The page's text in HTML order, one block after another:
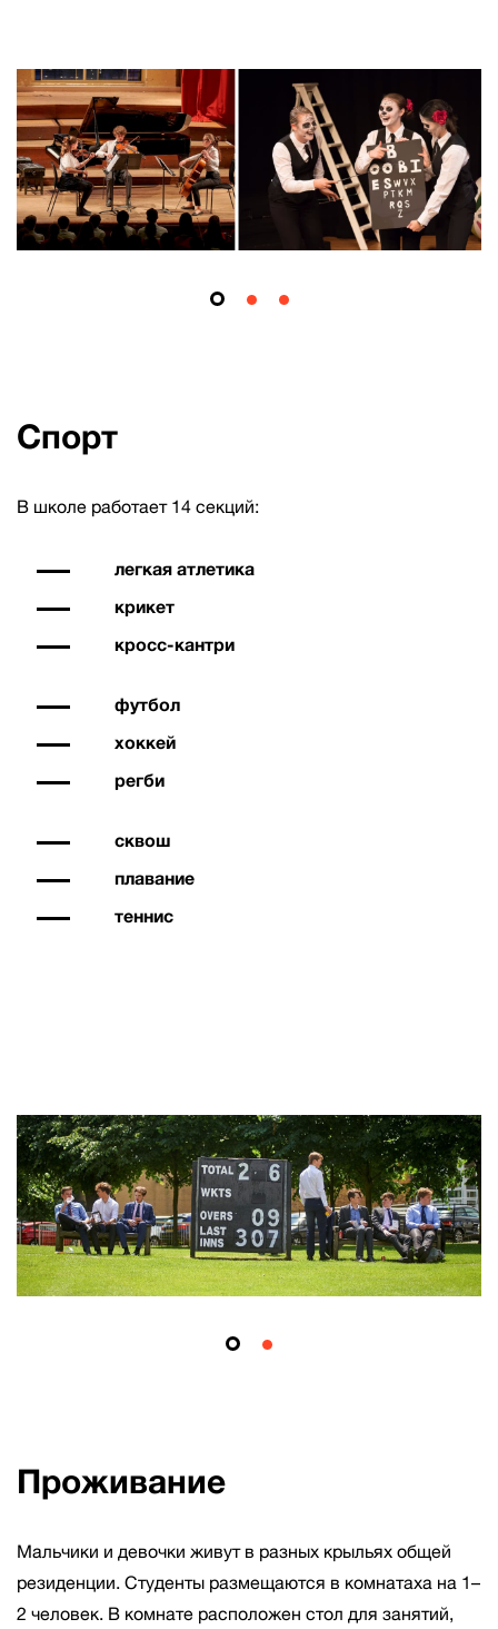
Спорт
В школе работает 14 секций:
легкая атлетика
крикет
кросс-кантри
футбол
хоккей
регби
сквош
плавание
теннис
Проживание
Мальчики и девочки живут в разных крыльях общей
резиденции. Студенты размещаются в комнатаха на 1–
2 человек. В комнате расположен стол для занятий,